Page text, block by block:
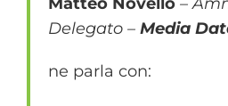
Delegato – Media
ne parla con: